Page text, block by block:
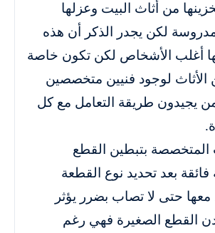
من أثاث البيت وعزلها
لكن يجدر الذكر أن هذه
أغلب الأشخاص لكن تكون خاصة
لوجود فنيين متخصصين
يجيدون طريقة التعامل مع كل
بتبطين القطع
فائقة بعد تحديد نوع القطعة
معها حتى لا تصاب بضرر يؤثر
القطع الصغيرة فهي رغم